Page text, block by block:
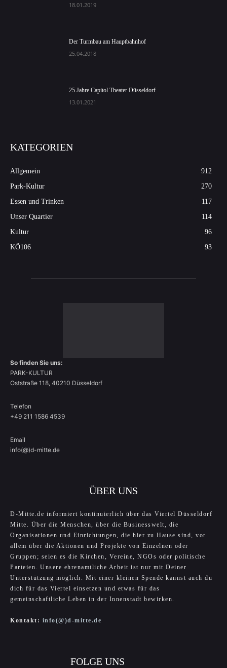
18.01.2019
Der Turmbau am Hauptbahnhof
25.04.2018
25 Jahre Capitol Theater Düsseldorf
13.01.2021
KATEGORIEN
Allgemein
912
Park-Kultur
270
Essen und Trinken
117
Unser Quartier
114
Kultur
96
KÖ106
93
So finden Sie uns:
PARK-KULTUR
Oststraße 118, 40210 Düsseldorf
Telefon
+49 211 1586 4539
Email
info(@)d-mitte.de
ÜBER UNS
D-Mitte.de informiert kontinuierlich über das Viertel Düsseldorf
Mitte. Über die Menschen, über die Businesswelt, die
Organisationen und Einrichtungen, die hier zu Hause sind, vor
allem über die Aktionen und Projekte von Einzelnen oder
Gruppen; seien es die Kirchen, Vereine, NGOs oder politische
Parteien. Unsere ehrenamtliche Arbeit ist nur mit Deiner
Unterstützung möglich. Mit einer kleinen Spende kannst auch du
dich für das Viertel einsetzen und etwas für das
gemeinschaftliche Leben in der Innenstadt bewirken.
Kontakt: info(@)d-mitte.de
FOLGE UNS